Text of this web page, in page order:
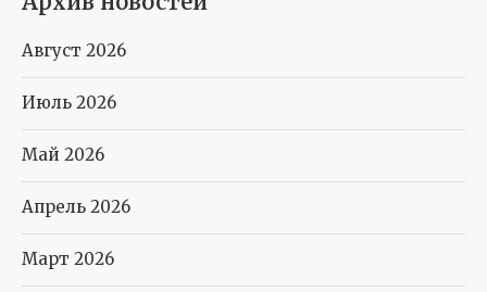
Август 2026
Июль 2026
Май 2026
Апрель 2026
Март 2026